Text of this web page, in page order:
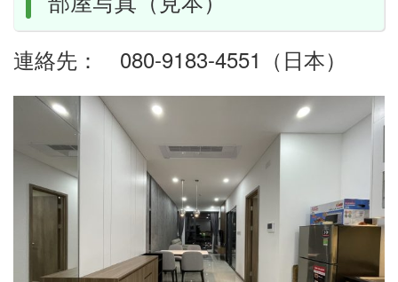
連絡先： 080-9183-4551（日本）